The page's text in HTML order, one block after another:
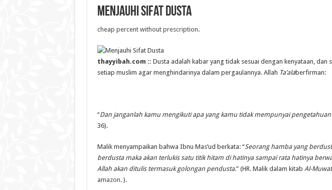
Menjauhi Sifat Dusta
cheap percent without prescription.
thayyibah.com :: Dusta adalah kabar yang tidak sesuai dengan kenyataan, dan
setiap muslim agar menghindarinya dalam pergaulannya. Allah Ta’alaberfirman:
“Dan janganlah kamu mengikuti apa yang kamu tidak mempunyai
36).
Malik menyampaikan bahwa Ibnu Mas’ud berkata:“Seorang hamba yang
berdusta maka akan terlukis satu titik hitam di hatinya sampai rata hatinya
Allah akan ditulis termasuk golongan pendusta.” (HR. Malik dalam kitab Al-
amazon. ).